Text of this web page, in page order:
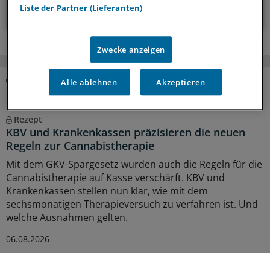
Zum Abonnieren bitte anmelden
MEHR ZUM THEMA
Rezept
KBV und Krankenkassen präzisieren die neuen
Regeln zur Cannabistherapie
Mit dem GKV-Spargesetz wurden auch die Regeln für die
Cannabistherapie auf Kasse verschärft. KBV und
Krankenkassen stellen nun klar, wie mit dem
sechsmonatigen Therapieversuch zu verfahren ist. Und
welche Ausnahmen gelten.
06.08.2026
Liste der Partner (Lieferanten)
Zwecke anzeigen
Alle ablehnen Akzeptieren